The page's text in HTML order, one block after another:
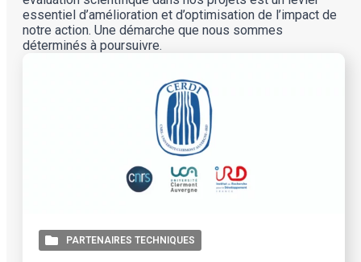
essentiel d’amélioration et d’optimisation de l’impact de
notre action. Une démarche que nous sommes
déterminés à poursuivre.
PARTENAIRES TECHNIQUES